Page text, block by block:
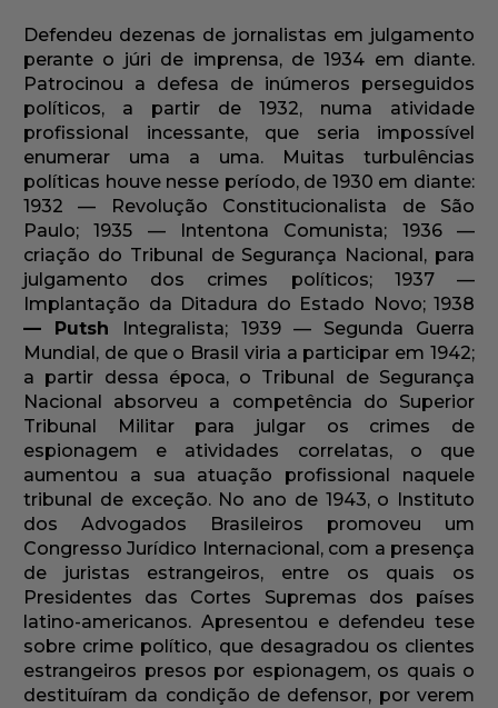
Defendeu dezenas de jornalistas em julgamento
perante o júri de imprensa, de 1934 em diante.
Patrocinou a defesa de inúmeros perseguidos
políticos, a partir de 1932, numa atividade
profissional incessante, que seria impossível
enumerar uma a uma. Muitas turbulências
políticas houve nesse período, de 1930 em diante:
1932 — Revolução Constitucionalista de São
Paulo; 1935 — Intentona Comunista; 1936 —
criação do Tribunal de Segurança Nacional, para
julgamento dos crimes políticos; 1937 —
Implantação da Ditadura do Estado Novo; 1938
— Putsh
Integralista; 1939 — Segunda Guerra
Mundial, de que o Brasil viria a participar em 1942;
a partir dessa época, o Tribunal de Segurança
Nacional absorveu a competência do Superior
Tribunal Militar para julgar os crimes de
espionagem e atividades correlatas, o que
aumentou a sua atuação profissional naquele
tribunal de exceção. No ano de 1943, o Instituto
dos Advogados Brasileiros promoveu um
Congresso Jurídico Internacional, com a presença
de juristas estrangeiros, entre os quais os
Presidentes das Cortes Supremas dos países
latino-americanos. Apresentou e defendeu tese
sobre crime político, que desagradou os clientes
estrangeiros presos por espionagem, os quais o
destituíram da condição de defensor, por verem